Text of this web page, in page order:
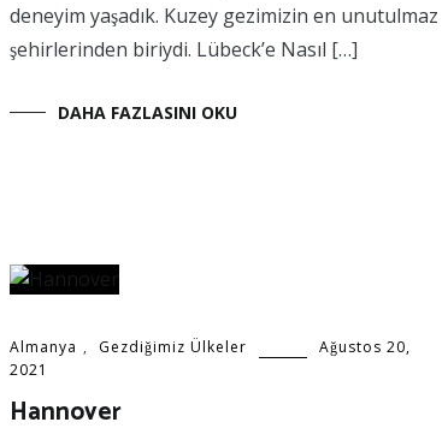
deneyim yaşadık. Kuzey gezimizin en unutulmaz
şehirlerinden biriydi. Lübeck’e Nasıl […]
DAHA FAZLASINI OKU
Almanya , Gezdiğimiz Ülkeler
Ağustos 20,
2021
Hannover